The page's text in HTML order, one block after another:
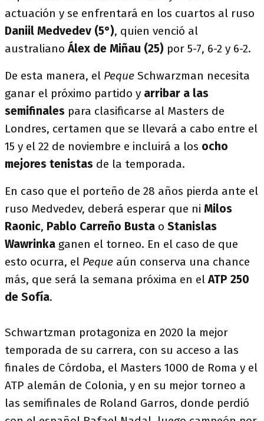
actuación y se enfrentará en los cuartos al ruso
Daniil Medvedev (5°), quien venció al
australianoÁlex de Miñau (25) por 5-7, 6-2 y 6-2.
De esta manera, el Peque Schwarzman necesita
ganar el próximo partido y arribar a las
semifinales para clasificarse al Masters de
Londres, certamen que se llevará a cabo entre el
15 y el 22 de noviembre e incluirá a los ocho
mejores tenistas de la temporada.
En caso que el porteño de 28 años pierda ante el
ruso Medvedev, deberá esperar que ni Milos
Raonic, Pablo Carreño Busta o Stanislas
Wawrinka ganen el torneo. En el caso de que
esto ocurra, el Peque aún conserva una chance
más, que será la semana próxima en elATP 250
de Sofía.
Schwartzman protagoniza en 2020 la mejor
temporada de su carrera, con su acceso a las
finales de Córdoba, el Masters 1000 de Roma y el
ATP alemán de Colonia, y en su mejor torneo a
las semifinales de Roland Garros, donde perdió